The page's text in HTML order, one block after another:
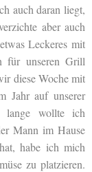
auch daran liegt,
aber auch
Leckeres mit
für unseren Grill
diese Woche mit
Jahr auf unserer
lange wollte ich
Mann im Hause
habe ich mich
zu platzieren.